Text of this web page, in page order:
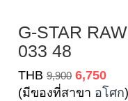
G-STAR
033 48
THB 9,900 6,750
(มีของที่สาขา อโศก)